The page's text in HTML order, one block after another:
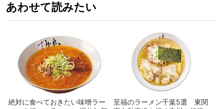
あわせて読みたい
絶対に食べておきたい味噌ラー
至福のラーメン千葉5選 東関